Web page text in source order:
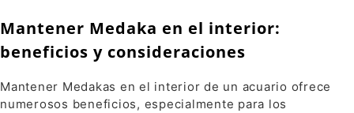
Mantener Medaka en el interior:
beneficios y consideraciones
Mantener Medakas en el interior de un acuario ofrece
numerosos beneficios, especialmente para los